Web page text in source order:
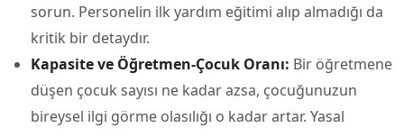
sorun. Personelin ilk yardım eğitimi alıp almadığı da
kritik bir detaydır.
Kapasite ve Öğretmen-Çocuk Oranı: Bir öğretmene
düşen çocuk sayısı ne kadar azsa, çocuğunuzun
bireysel ilgi görme olasılığı o kadar artar. Yasal